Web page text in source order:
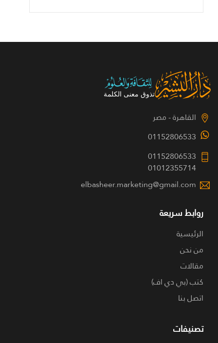
القاهرة - مصر
01152806533
01152806533
01012355714
elbasheer.marketing@gmail.com
روابط سريعة
الرئيسية
من نحن
مقالات
كتب (بي دي اف)
اتصل بنا
تصنيفات